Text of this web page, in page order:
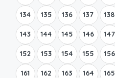
134 135 136 137 138
143 144 145 146 147
152 153 154 155 156
161 162 163 164 165